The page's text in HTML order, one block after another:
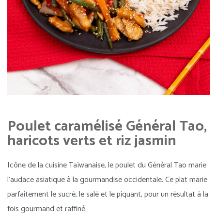
Poulet caramélisé Général Tao,
haricots verts et riz jasmin
Icône de la cuisine Taïwanaise, le poulet du Général Tao marie
l’audace asiatique à la gourmandise occidentale. Ce plat marie
parfaitement le sucré, le salé et le piquant, pour un résultat à la
fois gourmand et raffiné.